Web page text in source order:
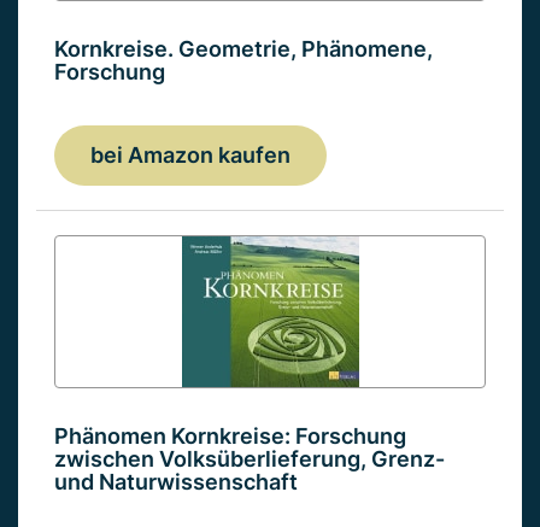
Kornkreise. Geometrie, Phänomene,
Forschung
bei Amazon kaufen
Phänomen Kornkreise: Forschung
zwischen Volksüberlieferung, Grenz-
und Naturwissenschaft